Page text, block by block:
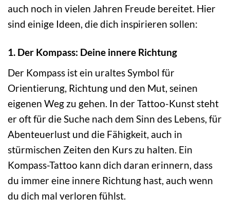
auch noch in vielen Jahren Freude bereitet. Hier
sind einige Ideen, die dich inspirieren sollen:
1. Der Kompass: Deine innere Richtung
Der Kompass ist ein uraltes Symbol für
Orientierung, Richtung und den Mut, seinen
eigenen Weg zu gehen. In der Tattoo-Kunst steht
er oft für die Suche nach dem Sinn des Lebens, für
Abenteuerlust und die Fähigkeit, auch in
stürmischen Zeiten den Kurs zu halten. Ein
Kompass-Tattoo kann dich daran erinnern, dass
du immer eine innere Richtung hast, auch wenn
du dich mal verloren fühlst.